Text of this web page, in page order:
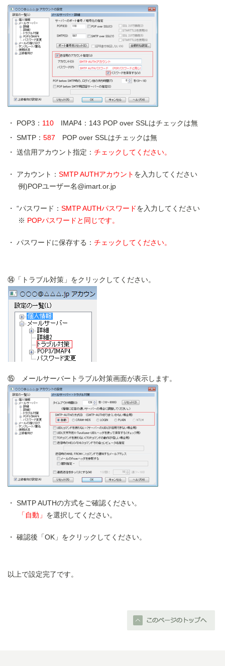
POP3： 110 IMAP4：143 POP over SSLはチェックは無
SMTP： 587 POP over SSLはチェックは無
送信用アカウント指定： チェックしてください。
アカウント： SMTP AUTHアカウント を入力してください
例)POPユーザー名@imart.or.jp
“パスワード： SMTP AUTHパスワードを入力してください
POPパスワードと同じです。
パスワードに保存する： チェックしてください。
⑭「トラブル対策」をクリックしてください。
⑮ メールサーバートラブル対策画面が表示します。
SMTP AUTHの方式をご確認ください。
「自動」 を選択してください。
確認後「OK」をクリックしてください。
以上で設定完了です。